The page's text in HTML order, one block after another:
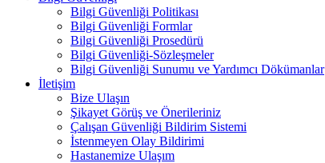
Bilgi Güvenliği Politikası
Bilgi Güvenliği Formlar
Bilgi Güvenliği Prosedürü
Bilgi Güvenliği-Sözleşmeler
Bilgi Güvenliği Sunumu ve Yardımcı Dökümanlar
İletişim
Bize Ulaşın
Şikayet Görüş ve Önerileriniz
Çalışan Güvenliği Bildirim Sistemi
İstenmeyen Olay Bildirimi
Hastanemize Ulaşım